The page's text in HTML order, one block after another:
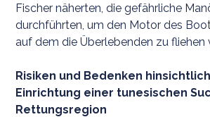
Fischer näherten, die gefährliche
durchführten, um den Motor des
auf dem die Überlebenden zu fliehen
Risiken und Bedenken
Einrichtung einer tunesischen
Rettungsregion